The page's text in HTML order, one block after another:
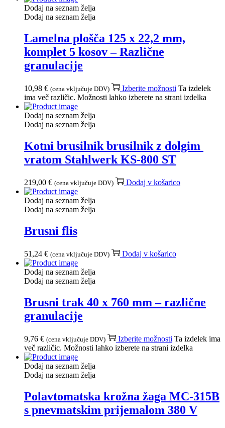
Dodaj na seznam želja
Dodaj na seznam želja
Lamelna plošča 125 x 22,2 mm,
komplet 5 kosov – Različne
granulacije
10,98 € (cena vključuje DDV) Izberite možnosti Ta izdelek
ima več različic. Možnosti lahko izberete na strani izdelka
Dodaj na seznam želja
Dodaj na seznam želja
Kotni brusilnik brusilnik z dolgim ​​
vratom Stahlwerk KS-800 ST
219,00 € (cena vključuje DDV) Dodaj v košarico
Dodaj na seznam želja
Dodaj na seznam želja
Brusni flis
51,24 € (cena vključuje DDV) Dodaj v košarico
Dodaj na seznam želja
Dodaj na seznam želja
Brusni trak 40 x 760 mm – različne
granulacije
9,76 € (cena vključuje DDV) Izberite možnosti Ta izdelek ima
več različic. Možnosti lahko izberete na strani izdelka
Dodaj na seznam želja
Dodaj na seznam želja
Polavtomatska krožna žaga MC-315B
s pnevmatskim prijemalom 380 V